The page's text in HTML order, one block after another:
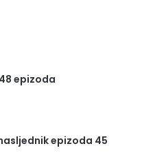
epizoda
epizoda 45